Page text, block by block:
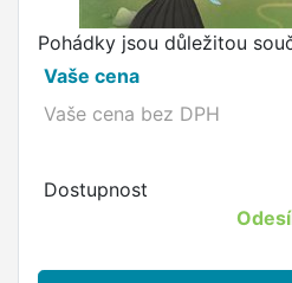
Pohádky jsou důležitou
Vaše cena
Vaše cena bez DPH
Dostupnost